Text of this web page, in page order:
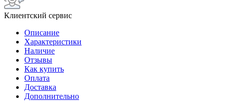
Клиентский сервис
Описание
Характеристики
Наличие
Отзывы
Как купить
Оплата
Доставка
Дополнительно